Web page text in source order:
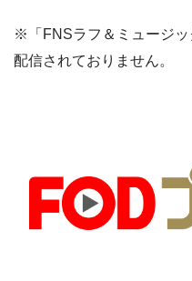
※「FNSラフ＆ミュージ
配信されておりません。